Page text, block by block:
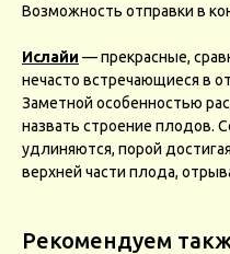
Возможность отправки в
Ислайи — прекрасные,
нечасто встречающиеся в
Заметной особенностью
назвать строение плодов.
удлиняются, порой
верхней части плода,
Рекомендуем